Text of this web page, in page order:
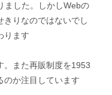
ました。しかしWebの
きりなのではないでし
ります
また再販制度を1953
のか注目しています